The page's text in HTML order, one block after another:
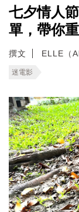
七夕情人
單，帶你
撰文 ELLE（
迷電影